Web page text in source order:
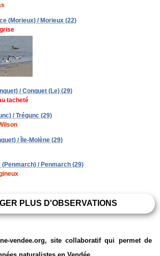
(Morieux) / Morieux (22)
/ Conquet (Le) (29)
tacheté
/ Trégunc (29)
/ Île-Molène (29)
/ Penmarch (29)
PLUS D'OBSERVATIONS
vendee.org, site collaboratif qui permet de